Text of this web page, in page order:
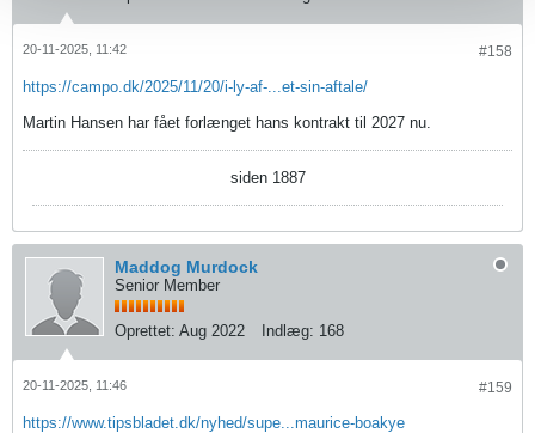
#158
20-11-2025, 11:42
https://campo.dk/2025/11/20/i-ly-af-...et-sin-aftale/
Martin Hansen har fået forlænget hans kontrakt til 2027 nu.
siden 1887
Maddog Murdock
Senior Member
Oprettet: Aug 2022 Indlæg: 168
#159
20-11-2025, 11:46
https://www.tipsbladet.dk/nyhed/supe...maurice-boakye